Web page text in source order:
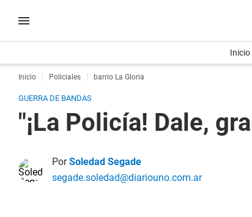
Inicio
Inicio Policiales barrio La Gloria
GUERRA DE BANDAS
"¡La Policía! Dale,
PorSoledad Segade
segade.soledad@diariouno.com.ar